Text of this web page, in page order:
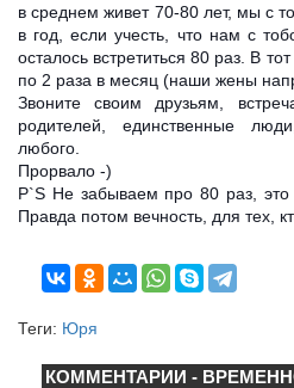
в среднем живет 70-80 лет, мы с
в год, если учесть, что нам с
осталось встретиться 80 раз. В
по 2 раза в месяц (наши жены
Звоните своим друзьям,
родителей, единственные
любого.
Прорвало -)
P`S Не забываем про 80 раз, это
Правда потом вечность, для тех,
Теги: Юря
КОММЕНТАРИИ -